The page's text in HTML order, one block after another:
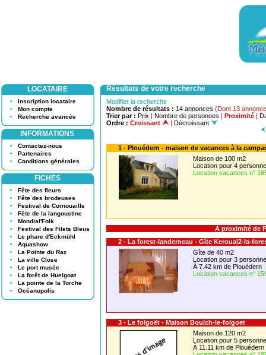
LOCATAIRE
Inscription locataire
Mon compte
Recherche avancée
INFORMATIONS
Contactez-nous
Partenaires
Conditions générales
FICHES
Fête des fleurs
Fête des brodeuses
Festival de Cornouaille
Fête de la langoustine
Mondial'Folk
Festival des Filets Bleus
Le phare d'Eckmühl
Aquashow
La Pointe du Raz
La ville Close
Le port musée
La forêt de Huelgoat
La pointe de la Torche
Océanopolis
Résultats de votre recherche
Modifier la recherche
Nombre de résultats : 14 annonces (Dont 13
Trier par : Prix | Nombre de personnes | Proximité |
Ordre : Croissant | Décroissant
1 - Plouédern - maison de vacances à la
Maison de 100 m2
Location pour 4
Location vacances n°
À proximité de
2 - La forest-landerneau - Gîte Keroual2-la-
Gîte de 40 m2
Location pour 3
À 7.42 km de Plouédern
Location vacances n°
3 - Le folgoët - Maison Boulch-le-folgoet
Maison de 120 m2
Location pour 5
À 11.11 km de Plouédern